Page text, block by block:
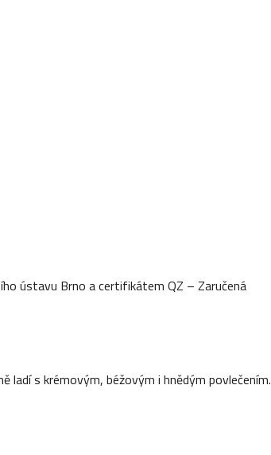
ústavu Brno a certifikátem QZ – Zaručená
ladí s krémovým, béžovým i hnědým povlečením.